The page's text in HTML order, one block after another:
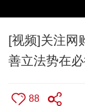
[视频]关注网
善立法势在
88